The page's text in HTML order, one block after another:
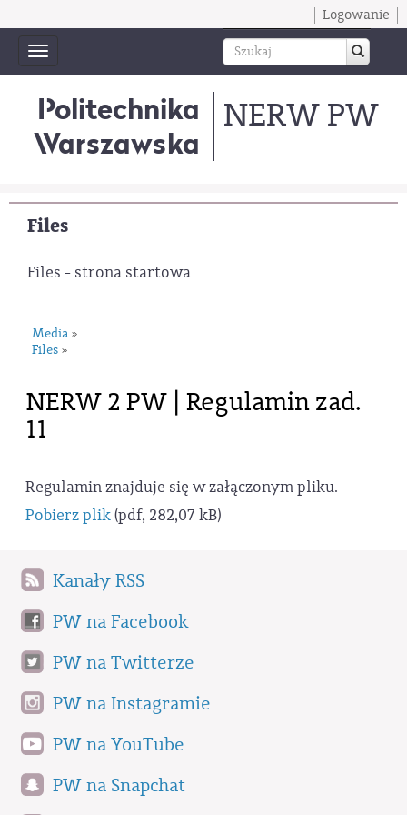
Logowanie
Toggle
navigation
Politechnika
Warszawska
NERW PW
Files
Files - strona startowa
Media »
Files »
NERW 2 PW | Regulamin zad.
11
Regulamin znajduje się w załączonym pliku.
Pobierz plik(pdf, 282,07 kB)
Kanały RSS
PW na Facebook
PW na Twitterze
PW na Instagramie
PW na YouTube
PW na Snapchat